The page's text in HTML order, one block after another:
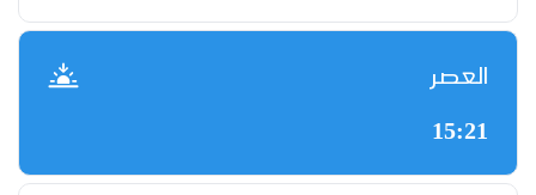
العصر
15:21